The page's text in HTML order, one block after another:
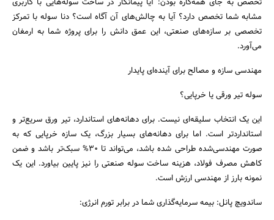
تخصص به جای همه‌کاره بودن: آیا پیمانکار در ساخت سوله‌هایی با کاربری
مشابه شما تخصص دارد؟ آیا به چالش‌های آن آگاه است؟ دنا سوله با تمرکز
تخصصی بر سازه‌های صنعتی، این عمق دانش را برای پروژه شما به ارمغان
می‌آورد.
مهندسی سازه و مصالح برای آینده‌ای پایدار
سوله تیر ورقی یا خرپایی؟
این یک انتخاب سلیقه‌ای نیست. برای دهانه‌های استاندارد، تیر ورق سریع‌تر و
استانداردتر است. اما برای دهانه‌های بسیار بزرگ، یک سازه خرپایی که به
صورت مهندسی‌شده طراحی شده باشد، می‌تواند تا ۳۰% سبک‌تر باشد و ضمن
کاهش مصرف فولاد، هزینه ساخت سوله صنعتی را نیز پایین بیاورد. این یک
نمونه بارز از مهندسی ارزش است.
ساندویچ پانل: بیمه سرمایه‌گذاری شما در برابر تورم انرژی: